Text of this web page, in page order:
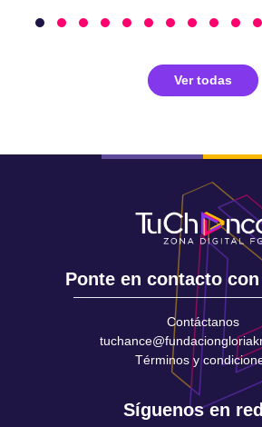
Ver todas
Ponte en contacto
Contáctanos
Términos y
Síguenos en